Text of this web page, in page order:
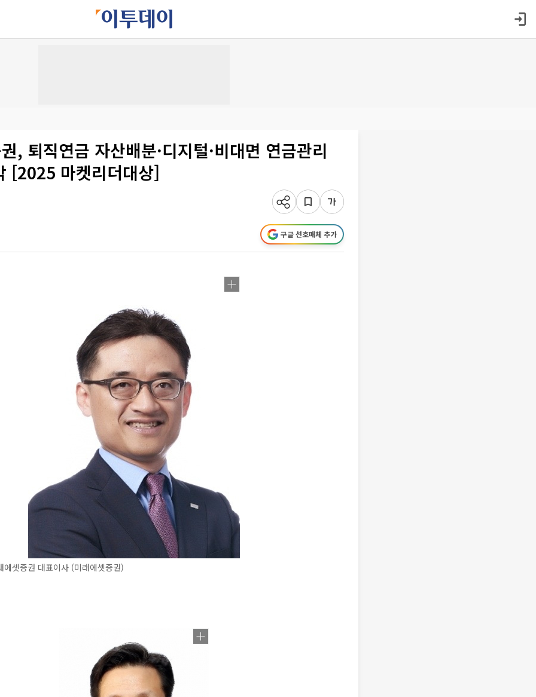
, 퇴직연금 자산배분·디지털·비대면 연금관리
[2025 마켓리더대상]
구글 선호매체 추가
셋증권 대표이사 (미래에셋증권)